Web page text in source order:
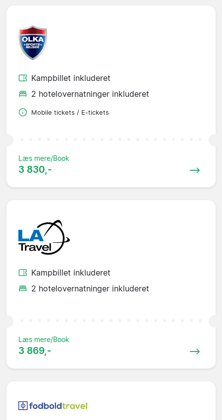
Kampbillet inkluderet
2 hotelovernatninger inkluderet
Mobile tickets / E-tickets
Læs mere/Book
3 830,-
Kampbillet inkluderet
2 hotelovernatninger inkluderet
Læs mere/Book
3 869,-